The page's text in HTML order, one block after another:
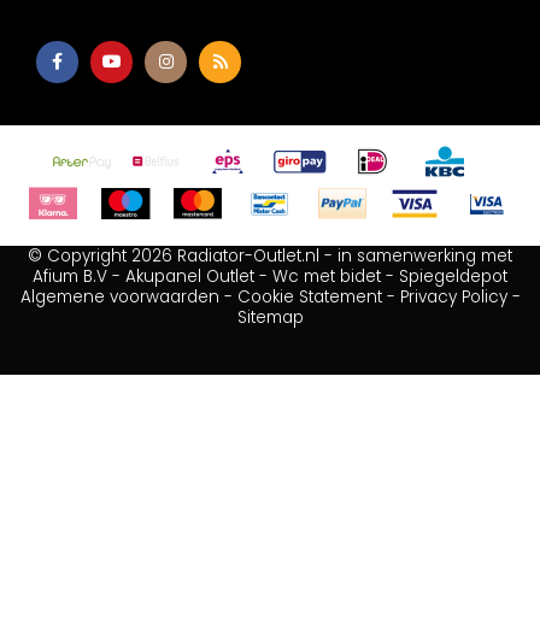
© Copyright 2026 Radiator-Outlet.nl - in samenwerking met
Afium B.V - Akupanel Outlet - Wc met bidet - Spiegeldepot
Algemene voorwaarden - Cookie Statement- Privacy Policy-
Sitemap